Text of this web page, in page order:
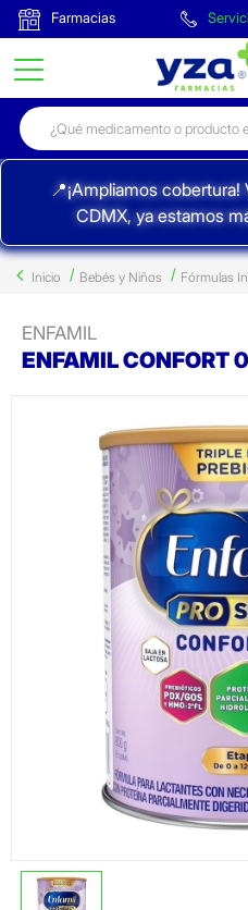
Farmacias
📍¡Ampliamos
CDMX, ya estamos
Inicio Bebés y Niños Fórmulas
ENFAMIL
ENFAMIL CONFORT